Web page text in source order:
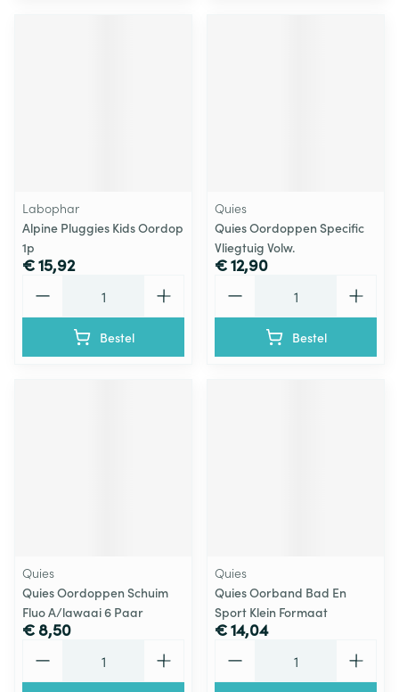
Labophar
Alpine Pluggies Kids Oordop
1p
€ 15,92
Bestel
Quies
Quies Oordoppen Specific
Vliegtuig Volw.
€ 12,90
Bestel
Quies
Quies Oordoppen Schuim
Fluo A/lawaai 6 Paar
€ 8,50
Quies
Quies Oorband Bad En
Sport Klein Formaat
€ 14,04